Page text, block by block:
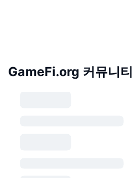
GameFi.org 커뮤니티